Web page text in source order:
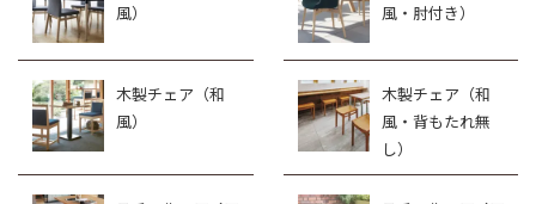
風）
風・肘付き）
木製チェア（和
風）
木製チェア（和
風・背もたれ無
し）